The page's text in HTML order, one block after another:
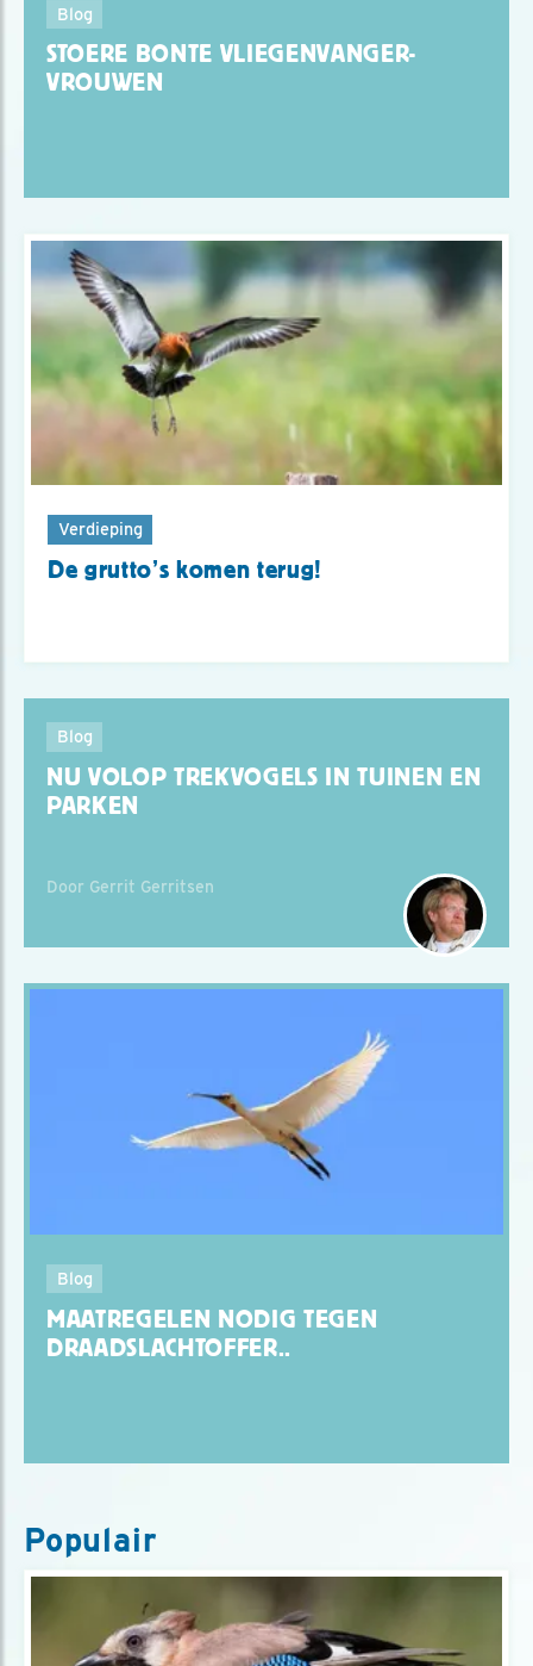
Blog
STOERE BONTE VLIEGENVANGER-
VROUWEN
Verdieping
De grutto’s komen terug!
Blog
NU VOLOP TREKVOGELS IN TUINEN EN
PARKEN
Door Gerrit Gerritsen
Blog
MAATREGELEN NODIG TEGEN
DRAADSLACHTOFFER..
Populair